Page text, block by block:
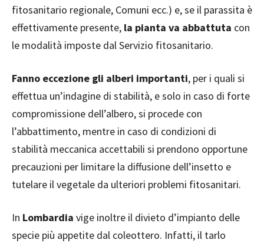
fitosanitario regionale, Comuni ecc.) e, se il parassita è
effettivamente presente, la pianta va abbattuta con
le modalità imposte dal Servizio fitosanitario.
Fanno eccezione gli alberi importanti, per i quali si
effettua un’indagine di stabilità, e solo in caso di forte
compromissione dell’albero, si procede con
l’abbattimento, mentre in caso di condizioni di
stabilità meccanica accettabili si prendono opportune
precauzioni per limitare la diffusione dell’insetto e
tutelare il vegetale da ulteriori problemi fitosanitari.
In Lombardia vige inoltre il divieto d’impianto delle
specie più appetite dal coleottero. Infatti, il tarlo